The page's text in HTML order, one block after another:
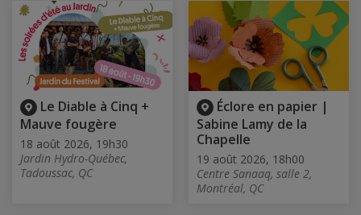
Le Diable à Cinq +
Mauve fougère
18 août 2026, 19h30
Jardin Hydro-Québec,
Tadoussac, QC
Éclore en papier |
Sabine Lamy de la
Chapelle
19 août 2026, 18h00
Centre Sanaaq, salle 2,
Montréal, QC